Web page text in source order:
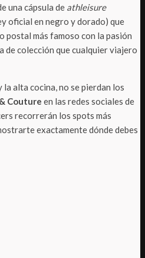
una cápsula de athleisure
oficial en negro y dorado) que
postal más famoso con la pasión
de colección que cualquier viajero
la alta cocina, no se pierdan los
Couture en las redes sociales de
recorrerán los spots más
exactamente dónde debes